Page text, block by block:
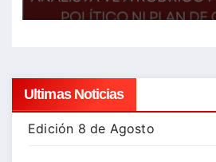
Ultimas Noticias
Edición 8 de Agosto